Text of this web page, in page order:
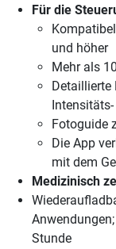
Für die
und höher
Mehr als
Fotoguide
Die App
mit dem
Medizinisch
Stunde